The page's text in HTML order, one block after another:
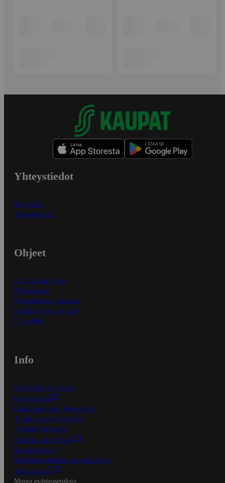
Yhteystiedot
Myymälät
Asiakaspalvelu
Ohjeet
Ensitilaajan ohjeet
Näin maksat
Näin tilaat ja muokkaat
Kaikki ohjeet ja vinkit
In English
Info
S-Business yrityksille
Oiva-raportit
Osuuskauppojen yhteystiedot
Tilaus- ja toimitusehdot
Tietosuojakäytäntö
Palvelun käyttöehdot
Saavutettavuus
Mobiilisovelluksen saavutettavuus
Mainostajalle
Muuta evästeasetuksia